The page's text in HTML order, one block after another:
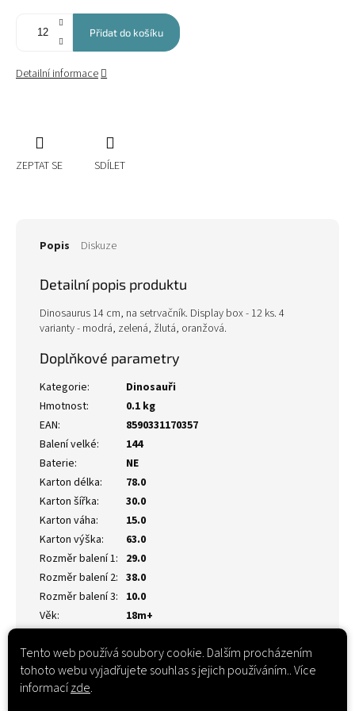
Tento web používá soubory cookie. Dalším procházením
tohoto webu vyjadřujete souhlas s jejich používáním.. Více
informacízde.
Přidat do košíku
Detailní informace
ZEPTAT SE SDÍLET
Popis Diskuze
Detailní popis produktu
Dinosaurus 14 cm, na setrvačník. Display box - 12 ks. 4
varianty - modrá, zelená, žlutá, oranžová.
Doplňkové parametry
Kategorie:
Dinosauři
Hmotnost:
0.1 kg
EAN:
8590331170357
Balení velké:
144
Baterie:
NE
Karton délka:
78.0
Karton šířka:
30.0
Karton váha:
15.0
Karton výška:
63.0
Rozměr balení 1: 29.0
Rozměr balení 2: 38.0
Rozměr balení 3: 10.0
Věk: 18m+